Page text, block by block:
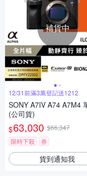
補貨中
12/31前滿3萬登記送1212
SONY A7IV A74 A7M4 單機身
(公司貨)
$63,030 $66,347
限時下殺
券
貨到通知我